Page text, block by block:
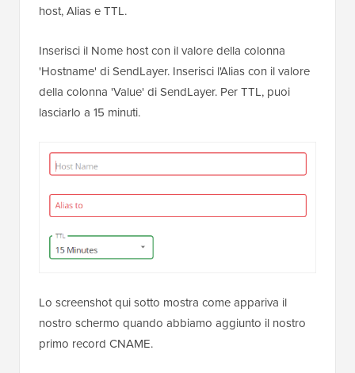
host, Alias e TTL.
Inserisci il Nome host con il valore della colonna
'Hostname' di SendLayer. Inserisci l'Alias con il valore
della colonna 'Value' di SendLayer. Per TTL, puoi
lasciarlo a 15 minuti.
Lo screenshot qui sotto mostra come appariva il
nostro schermo quando abbiamo aggiunto il nostro
primo record CNAME.